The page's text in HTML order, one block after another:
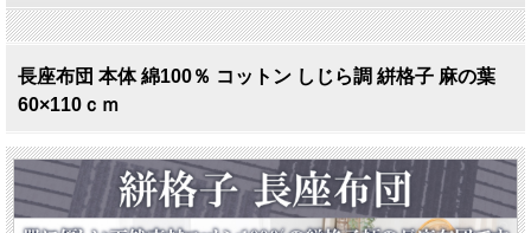
長座布団 本体 綿100％ コットン しじら調 絣格子 麻の葉
60×110ｃｍ